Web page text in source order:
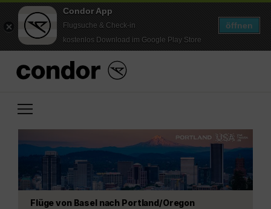
Condor App
Flugsuche & Check-in
kostenlos Download im Google Play Store
öffnen
Flüge von Basel nach Portland/Oregon